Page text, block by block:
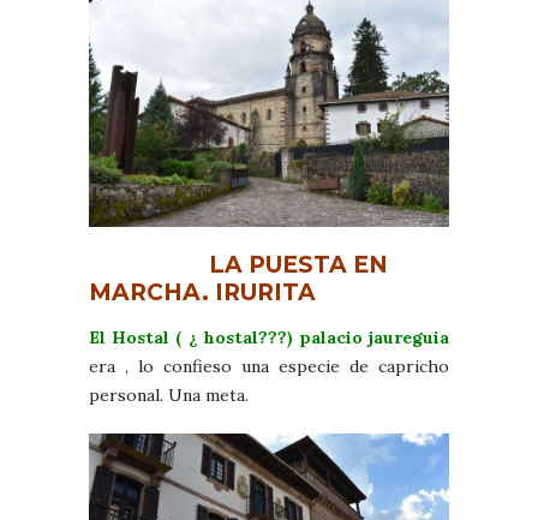
LA PUESTA EN
MARCHA. IRURITA
El Hostal ( ¿ hostal???) palacio jaureguia
era , lo confieso una especie de capricho
personal. Una meta.